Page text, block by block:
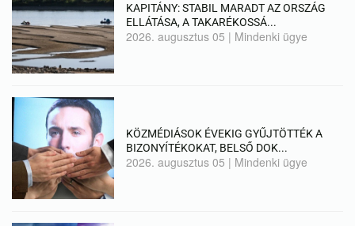
KAPITÁNY: STABIL MARADT AZ ORSZÁG
ELLÁTÁSA, A TAKARÉKOSSÁ...
2026. augusztus 05 | Mindenki ügye
KÖZMÉDIÁSOK ÉVEKIG GYŰJTÖTTÉK A
BIZONYÍTÉKOKAT, BELSŐ DOK...
2026. augusztus 05 | Mindenki ügye